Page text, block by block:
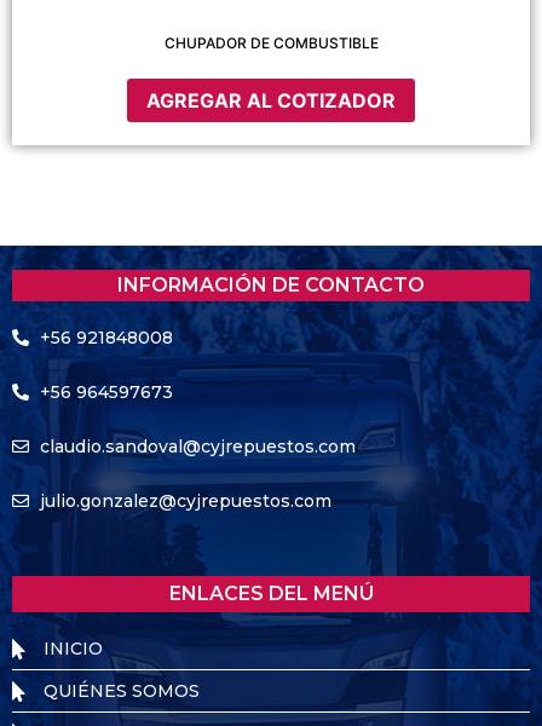
CHUPADOR DE COMBUSTIBLE
AGREGAR AL COTIZADOR
ENLACES DEL MENÚ
INICIO
QUIÉNES SOMOS
INFORMACIÓN DE CONTACTO
+56 921848008
+56 964597673
claudio.sandoval@cyjrepuestos.com
julio.gonzalez@cyjrepuestos.com